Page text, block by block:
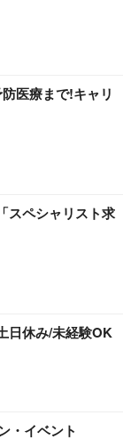
医療まで!キャリ
スペシャリスト求
日休み/未経験OK
・イベント